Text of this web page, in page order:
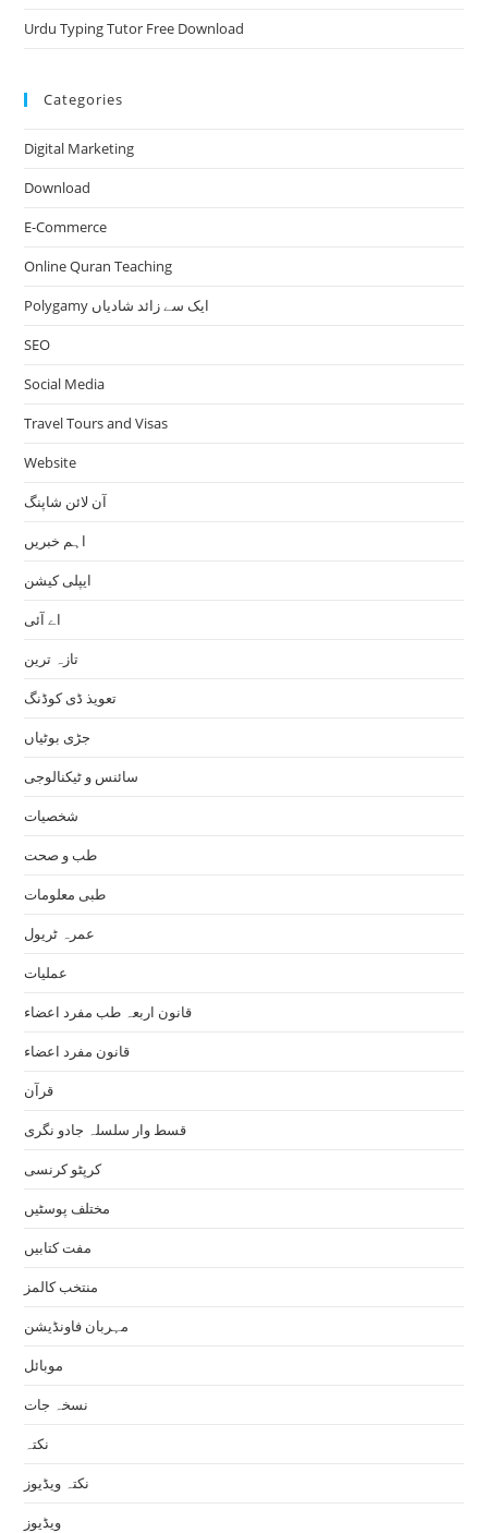
Urdu Typing Tutor Free Download
Categories
Digital Marketing
Download
E-Commerce
Online Quran Teaching
Polygamy ایک سے زائد شادیاں
SEO
Social Media
Travel Tours and Visas
Website
آن لائن شاپنگ
اہم خبریں
ایپلی کیشن
اے آئی
تازہ ترین
تعویذ ڈی کوڈنگ
جڑی بوٹیاں
سائنس و ٹیکنالوجی
شخصیات
طب و صحت
طبی معلومات
عمرہ ٹریول
عملیات
قانون اربعہ طب مفرد اعضاء
قانون مفرد اعضاء
قرآن
قسط وار سلسلہ جادو نگری
کرپٹو کرنسی
مختلف پوسٹیں
مفت کتابیں
منتخب کالمز
مہربان فاونڈیشن
موبائل
نسخہ جات
نکتہ
نکتہ ویڈیوز
ویڈیوز